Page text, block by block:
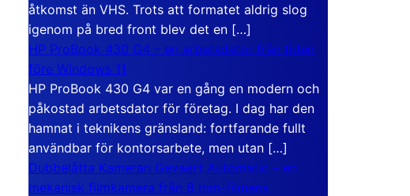
åtkomst än VHS. Trots att formatet aldrig slog
igenom på bred front blev det en […]
HP ProBook 430 G4 – en arbetsdator från tiden
före Windows 11
HP ProBook 430 G4 var en gång en modern och
påkostad arbetsdator för företag. I dag har den
hamnat i teknikens gränsland: fortfarande fullt
användbar för kontorsarbete, men utan […]
Dubbelåtta Kameran Gevaert Automatic – en
mekanisk filmkamera från 8 mm-filmens